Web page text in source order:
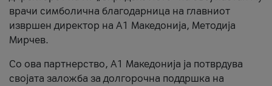
врачи симболична благодарница на главниот
извршен директор на A1 Македонија, Методија
Мирчев.
Со ова партнерство, A1 Македонија ја потврдува
својата заложба за долгорочна поддршка на